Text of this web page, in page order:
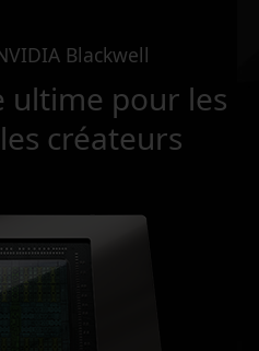
Blackwell
ultime pour les
créateurs